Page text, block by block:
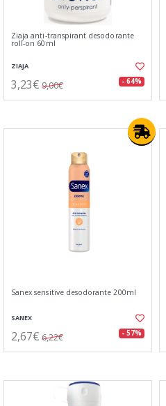
Ziaja anti-transpirant desodorante
roll-on 60ml
ZIAJA
3,23€ 9,00€ - 64%
Sanex sensitive desodorante 200ml
SANEX
2,67€ 6,22€ - 57%